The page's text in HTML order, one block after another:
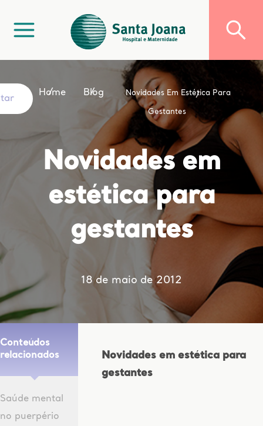
Home Blog Novidades Em Estética Para
Gestantes
Novidades em
estética para
gestantes
18 de maio de 2012
Conteúdos
relacionados
Saúde mental
no puerpério
Novidades em estética para
gestantes